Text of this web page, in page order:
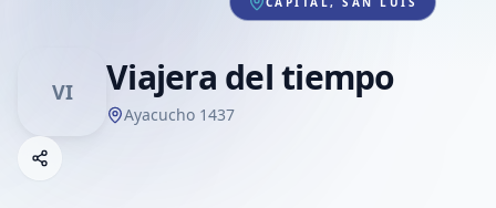
VI Viajera del tiempo
Ayacucho 1437
Compartir empresa